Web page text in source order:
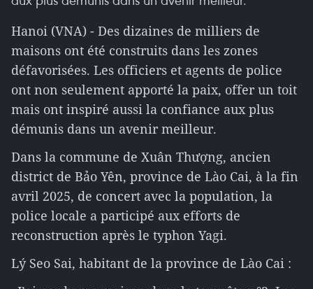
Hanoi (VNA) - Des dizaines de milliers de
maisons ont été construits dans les zones
défavorisées. Les officiers et agents de police
ont non seulement apporté la paix, offer un toit
mais ont inspiré aussi la confiance aux plus
démunis dans un avenir meilleur.
Dans la commune de Xuân Thượng, ancien
district de Bảo Yên, province de Lào Cai, à la fin
avril 2025, de concert avec la population, la
police locale a participé aux efforts de
reconstruction après le typhon Yagi.
Lý Seo Sai, habitant de la province de Lào Cai :